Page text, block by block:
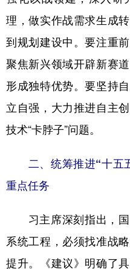
理，做实作战需求生成
到规划建设中。要注重
聚焦新兴领域开辟新赛
形成独特优势。要坚持
立自强，大力推进自主
技术“卡脖子”问题。
二、统筹推进“十五
重点任务
习主席深刻指出，国
系统工程，必须找准战
提升。《建议》明确了